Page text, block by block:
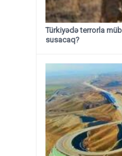
Türkiyədə terrorla
susacaq?